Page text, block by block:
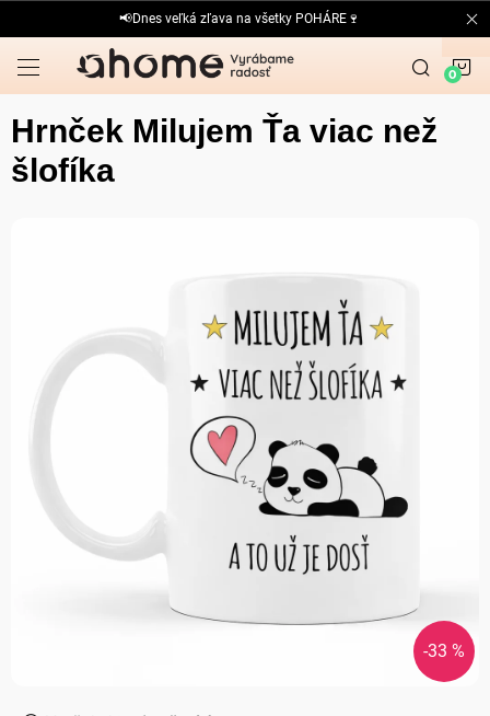
na
obsah
📢Dnes veľká zľava na všetky POHÁRE🍷
Hrnček Milujem Ťa viac než
šlofíka
-33 %